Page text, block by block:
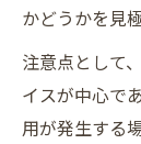
かどうかを見
注意点として
イスが中心で
用が発生する